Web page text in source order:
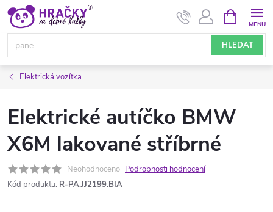
Přejít
obsah
HLEDAT
NÁKUPNÍ
KOŠÍK
Elektrická vozítka
Elektrické autíčko BMW
X6M lakované stříbrné
Neohodnoceno Podrobnosti hodnocení
Kód produktu: R-PA.JJ2199.BIA